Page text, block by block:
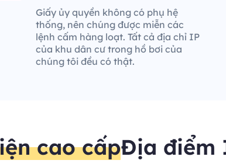
Giấy ủy quyền không có phụ hệ
thống, nên chúng được miễn các
lệnh cấm hàng loạt. Tất cả địa chỉ IP
của khu dân cư trong hồ bơi của
chúng tôi đều có thật.
cao cấpĐịa điểm